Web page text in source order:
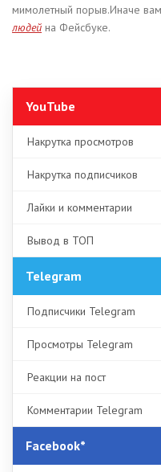
мимолетный порыв.Иначе
людей на Фейсбуке.
YouTube
Накрутка просмотров
Накрутка подписчиков
Лайки и комментарии
Вывод в ТОП
Telegram
Подписчики Telegram
Просмотры Telegram
Реакции на пост
Комментарии Telegram
Facebook*